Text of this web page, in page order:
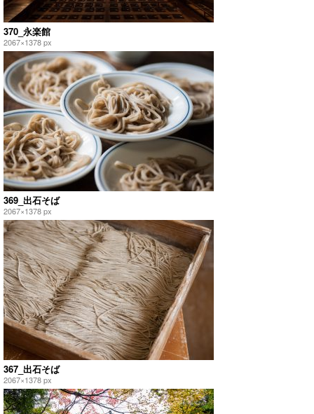
370_永楽館
2067×1378 px
369_出石そば
2067×1378 px
367_出石そば
2067×1378 px